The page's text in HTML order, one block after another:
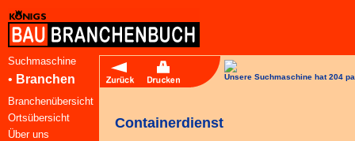
Suchmaschine
• Branchen
Branchenübersicht
Ortsübersicht
Über uns
Unsere Suchmaschine hat 204
Containerdienst